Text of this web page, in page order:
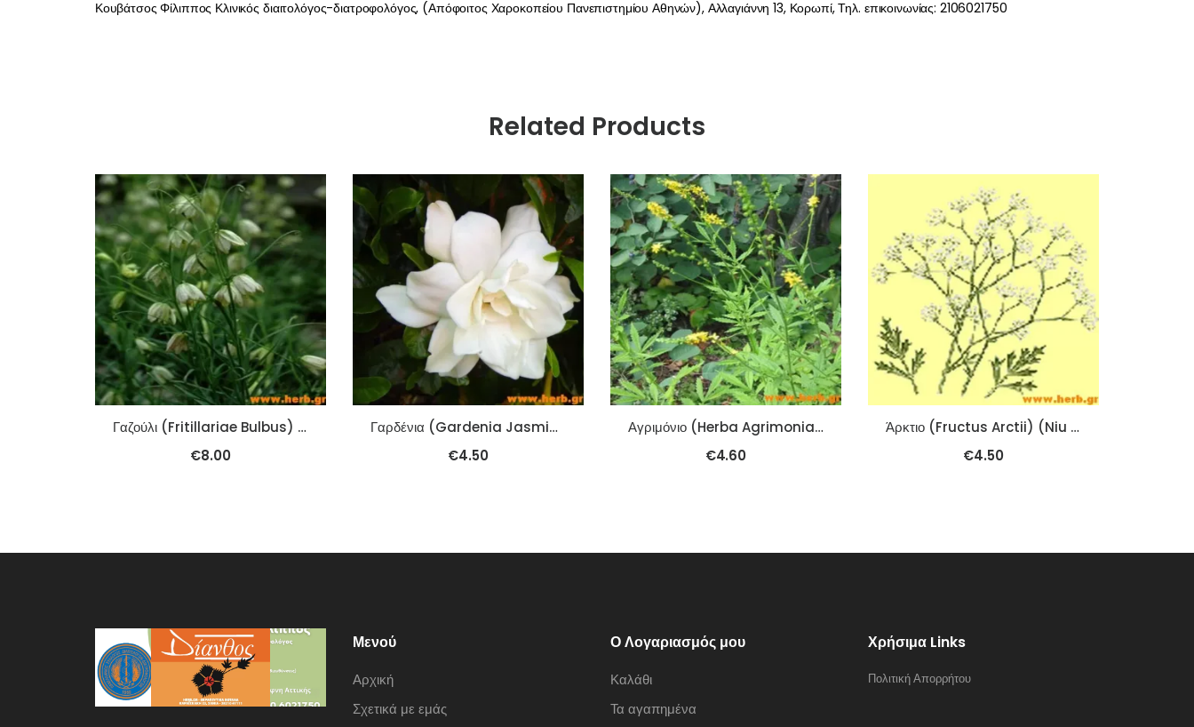
Κουβάτσος Φίλιππος Κλινικός διαιτολόγος-διατροφολόγος, (Απόφοιτος Χαροκοπείου Πανεπιστημίου Αθηνών), Αλλαγιάννη 13, Κορωπί, Τηλ. επικοινωνίας: 2106021750
Related Products
Γαζούλι (Fritillariae Bulbus) [Bei Mu (Chuan)] 100γρ.
€8.00
Γαρδένια (Gardenia Jasminoidis) (Zhi Zi) 100γρ.
€4.50
Αγριμόνιο (Herba Agrimoniae Pilosae) (Xian He Cao) 100γρ
€4.60
Άρκτιο (Fructus Arctii) (Niu Bang Zi) 100γρ.
€4.50
Μενού
Αρχική
Σχετικά με εμάς
Ο Λογαριασμός μου
Καλάθι
Τα αγαπημένα
Χρήσιμα Links
Πολιτική Απορρήτου